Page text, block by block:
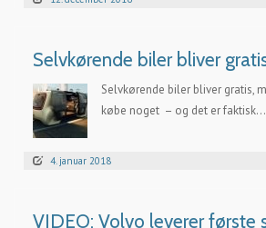
Selvkørende biler bliver
Selvkørende biler bliver gratis,
købe noget – og det er faktisk...
4. januar 2018
VIDEO: Volvo leverer første